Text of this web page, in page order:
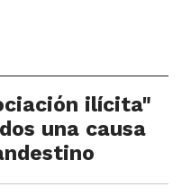
ilícita"
una causa